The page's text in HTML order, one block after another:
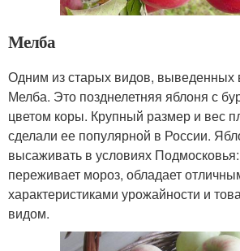
Мелба
Одним из старых видов, выведенных
Мелба. Это позднелетняя яблоня с
цветом коры. Крупный размер и вес
сделали ее популярной в России.
высаживать в условиях
переживает мороз, обладает
характеристиками урожайности и
видом.